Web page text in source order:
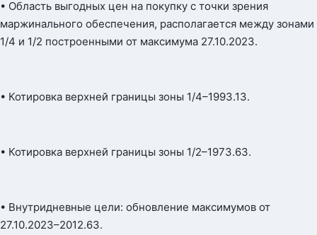
• Область выгодных цен на покупку с точки зрения
маржинального обеспечения, располагается между зонами
1/4 и 1/2 построенными от максимума 27.10.2023.
• Котировка верхней границы зоны 1/4–1993.13.
• Котировка верхней границы зоны 1/2–1973.63.
• Внутридневные цели: обновление максимумов от
27.10.2023–2012.63.